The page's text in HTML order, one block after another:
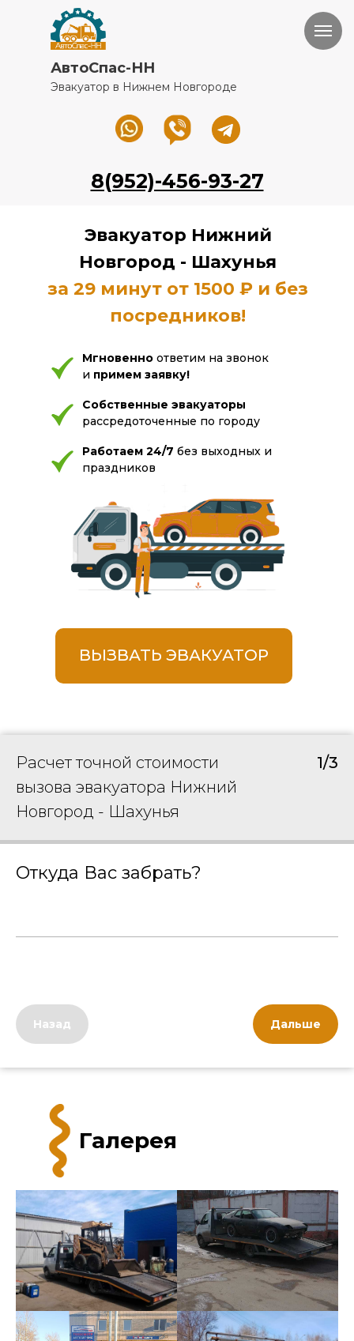
8(952)-456-93-27
Эвакуатор в Нижнем Новгороде
АвтоСпас-НН
Эвакуатор Нижний
Новгород - Шахунья
за 29 минут от 1500 ₽ и без
посредников!
Мгновенно ответим на звонок
и примем заявку!
Собственные эвакуаторы
рассредоточенные по городу
Работаем 24/7 без выходных и
праздников
ВЫЗВАТЬ ЭВАКУАТОР
Расчет точной стоимости
вызова эвакуатора Нижний
Новгород - Шахунья
1/3
Откуда Вас забрать?
Назад Дальше
Галерея